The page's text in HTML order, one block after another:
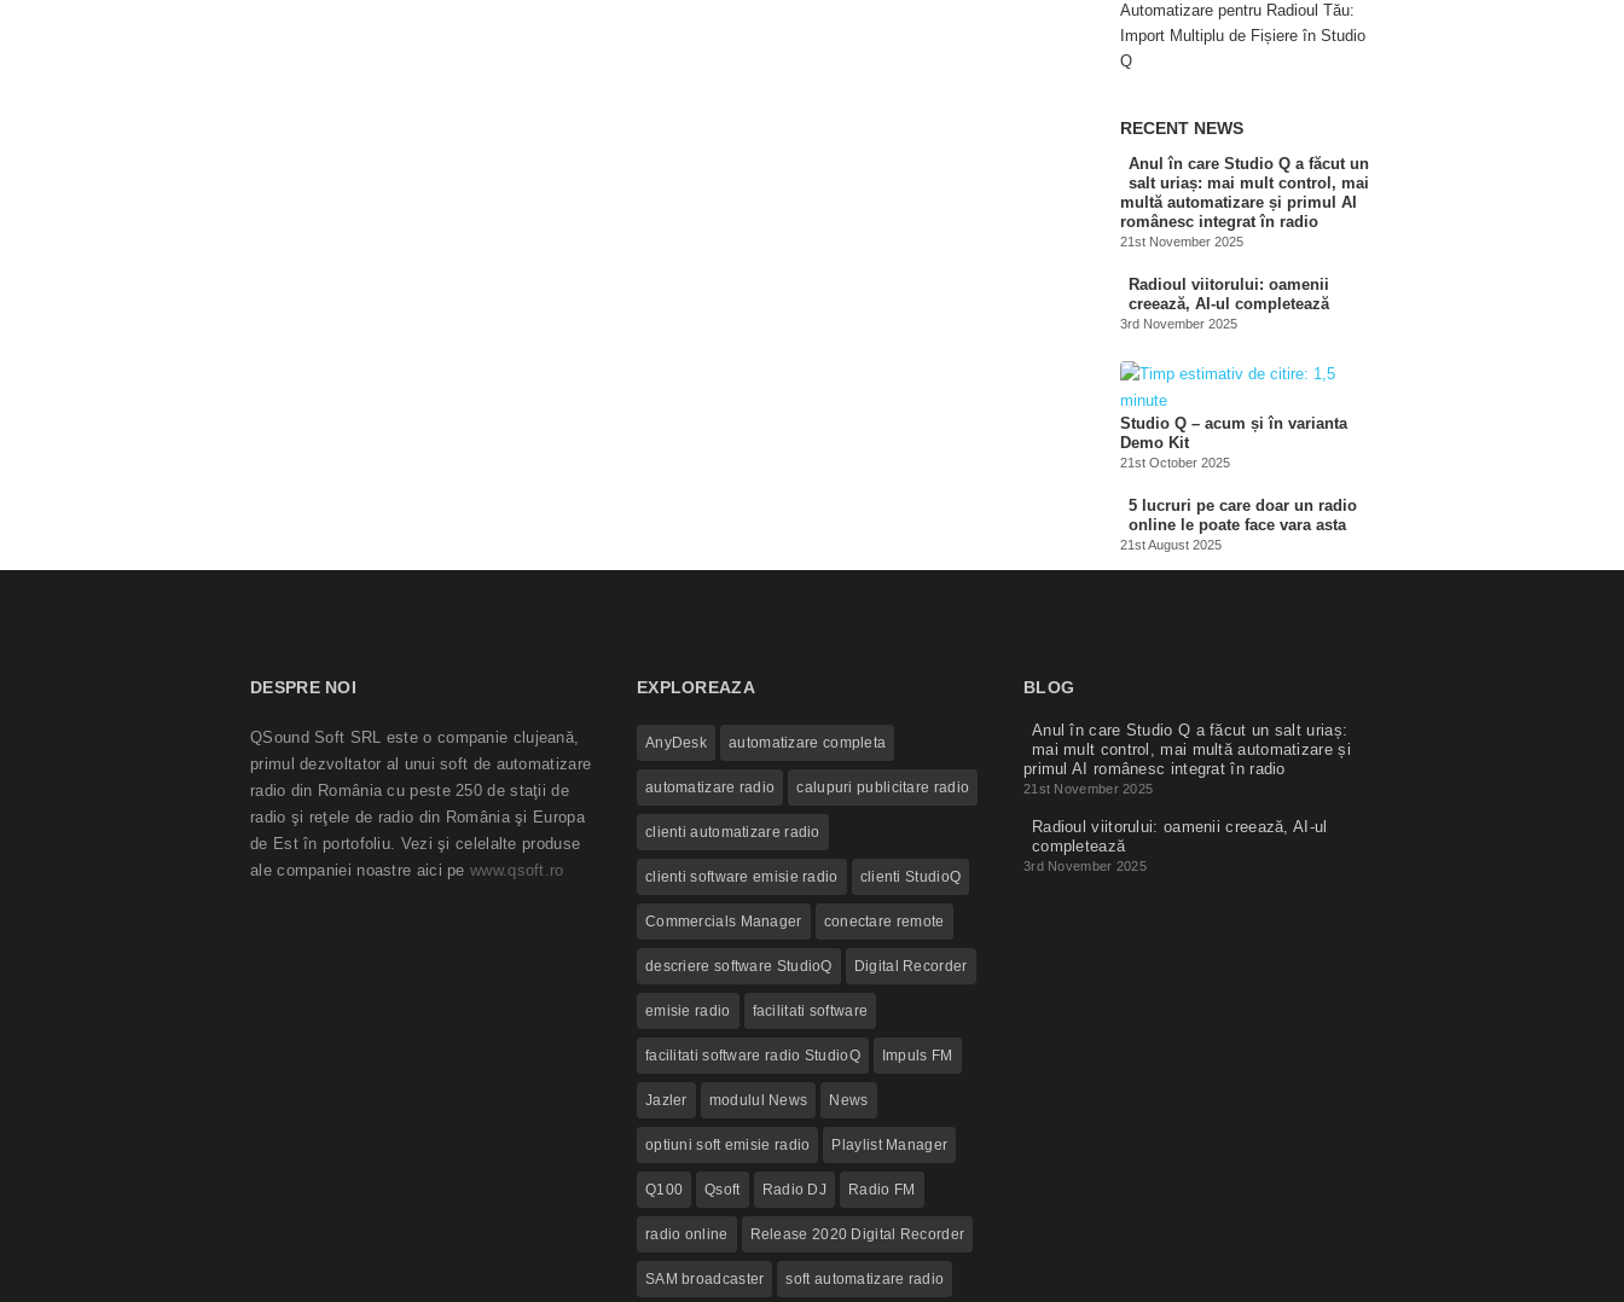
Automatizare pentru Radioul Tău:
Import Multiplu de Fișiere în Studio
Q
RECENT NEWS
Anul în care Studio Q a făcut un
salt uriaș: mai mult control, mai
multă automatizare și primul AI
românesc integrat în radio
21st November 2025
Radioul viitorului: oamenii
creează, AI-ul completează
3rd November 2025
Studio Q – acum și în varianta
Demo Kit
21st October 2025
5 lucruri pe care doar un radio
online le poate face vara asta
21st August 2025
DESPRE NOI
QSound Soft SRL este o companie clujeană,
primul dezvoltator al unui soft de automatizare
radio din România cu peste 250 de staţii de
radio şi reţele de radio din România şi Europa
de Est în portofoliu. Vezi şi celelalte produse
ale companiei noastre aici pewww.qsoft.ro
EXPLOREAZA
AnyDesk automatizare completa
automatizare radio calupuri publicitare radio
clienti automatizare radio
clienti software emisie radio clienti StudioQ
Commercials Manager conectare remote
descriere software StudioQ Digital Recorder
emisie radio facilitati software
facilitati software radio StudioQ Impuls FM
Jazler modulul News News
optiuni soft emisie radio Playlist Manager
Q100 Qsoft Radio DJ Radio FM
radio online Release 2020 Digital Recorder
SAM broadcaster soft automatizare radio
BLOG
Anul în care Studio Q a făcut un salt uriaș:
mai mult control, mai multă automatizare și
primul AI românesc integrat în radio
21st November 2025
Radioul viitorului: oamenii creează, AI-ul
completează
3rd November 2025